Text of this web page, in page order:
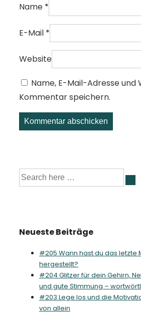
Name *
E-Mail *
Website
Name, E-Mail-Adresse
Kommentar speichern.
Suche
nach:
Neueste Beiträge
#205 Wann hast du das letzte
hergestellt?
#204 Glitzer für dein Gehirn,
und gute Stimmung –
#203 Lege los und die
von allein